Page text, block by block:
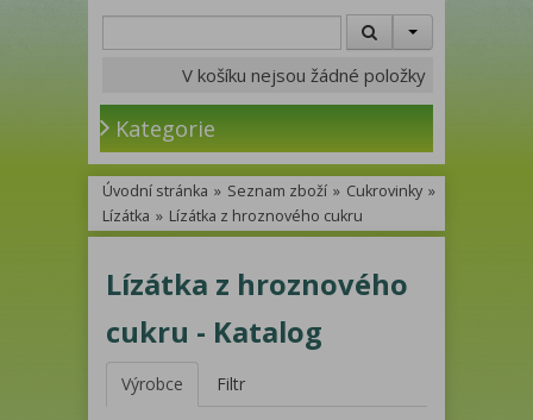
V košíku nejsou žádné položky
Kategorie
Úvodní stránka » Seznam zboží » Cukrovinky »
Lízátka » Lízátka z hroznového cukru
Lízátka z hroznového
cukru - Katalog
Výrobce Filtr